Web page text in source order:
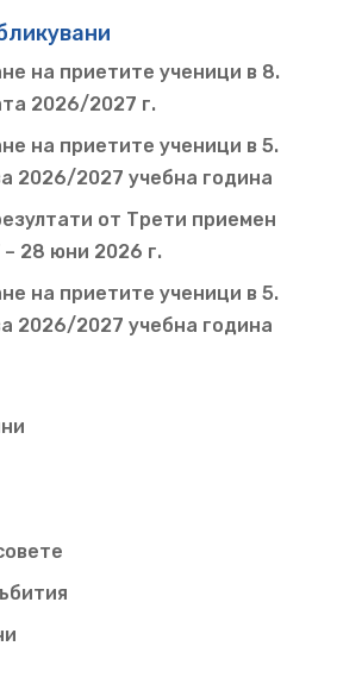
на приетите ученици в 8.
2026/2027 г.
на приетите ученици в 5.
2026/2027 учебна година
от Трети приемен
28 юни 2026 г.
на приетите ученици в 5.
2026/2027 учебна година